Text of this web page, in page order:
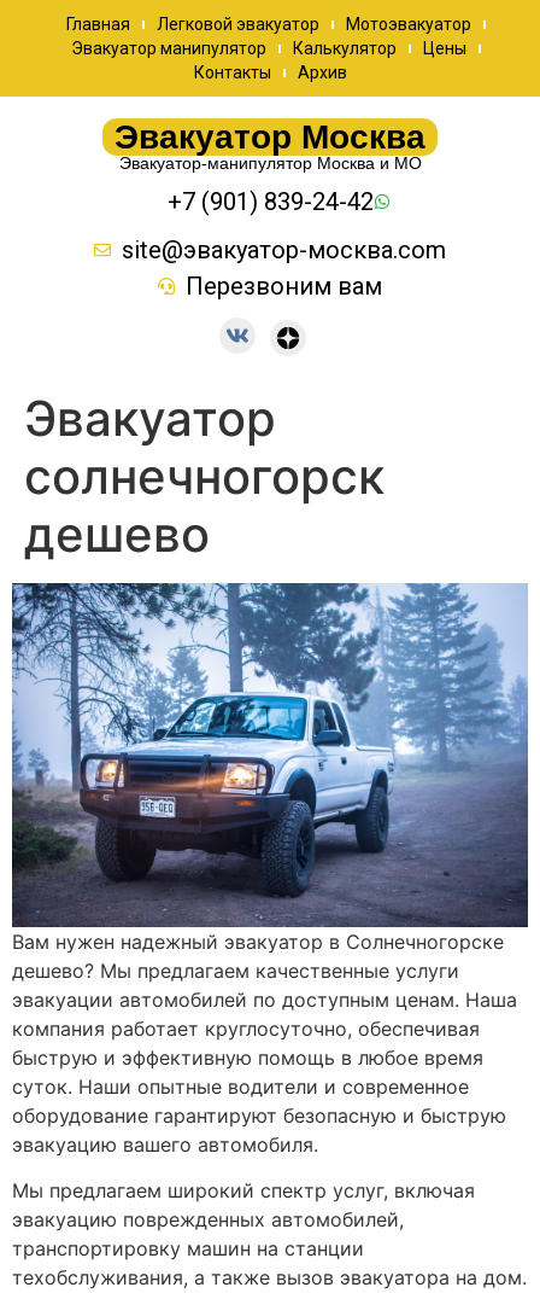
Главная Легковой эвакуатор
Мотоэвакуатор
Эвакуатор манипулятор
Калькулятор
Цены
Контакты
Архив
Эвакуатор Москва
Эвакуатор-манипулятор Москва и МО
+7 (901) 839-24-42
site@эвакуатор-москва.com
Перезвоним вам
Эвакуатор
солнечногорск
дешево
Вам нужен надежный эвакуатор в Солнечногорске
дешево? Мы предлагаем качественные услуги
эвакуации автомобилей по доступным ценам. Наша
компания работает круглосуточно, обеспечивая
быструю и эффективную помощь в любое время
суток. Наши опытные водители и современное
оборудование гарантируют безопасную и быструю
эвакуацию вашего автомобиля.
Мы предлагаем широкий спектр услуг, включая
эвакуацию поврежденных автомобилей,
транспортировку машин на станции
техобслуживания, а также вызов эвакуатора на дом.